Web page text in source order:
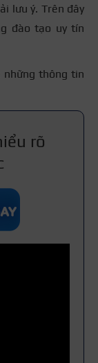
lưu ý. Trên đây
đào tạo uy tín
những thông tin
rõ